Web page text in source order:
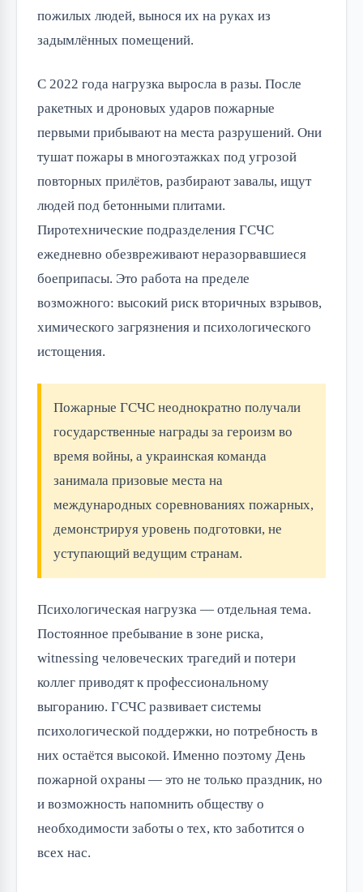
пожилых людей, вынося их на руках из
задымлённых помещений.
С 2022 года нагрузка выросла в разы. После
ракетных и дроновых ударов пожарные
первыми прибывают на места разрушений. Они
тушат пожары в многоэтажках под угрозой
повторных прилётов, разбирают завалы, ищут
людей под бетонными плитами.
Пиротехнические подразделения ГСЧС
ежедневно обезвреживают неразорвавшиеся
боеприпасы. Это работа на пределе
возможного: высокий риск вторичных взрывов,
химического загрязнения и психологического
истощения.
Пожарные ГСЧС неоднократно получали
государственные награды за героизм во
время войны, а украинская команда
занимала призовые места на
международных соревнованиях пожарных,
демонстрируя уровень подготовки, не
уступающий ведущим странам.
Психологическая нагрузка — отдельная тема.
Постоянное пребывание в зоне риска,
witnessing человеческих трагедий и потери
коллег приводят к профессиональному
выгоранию. ГСЧС развивает системы
психологической поддержки, но потребность в
них остаётся высокой. Именно поэтому День
пожарной охраны — это не только праздник, но
и возможность напомнить обществу о
необходимости заботы о тех, кто заботится о
всех нас.